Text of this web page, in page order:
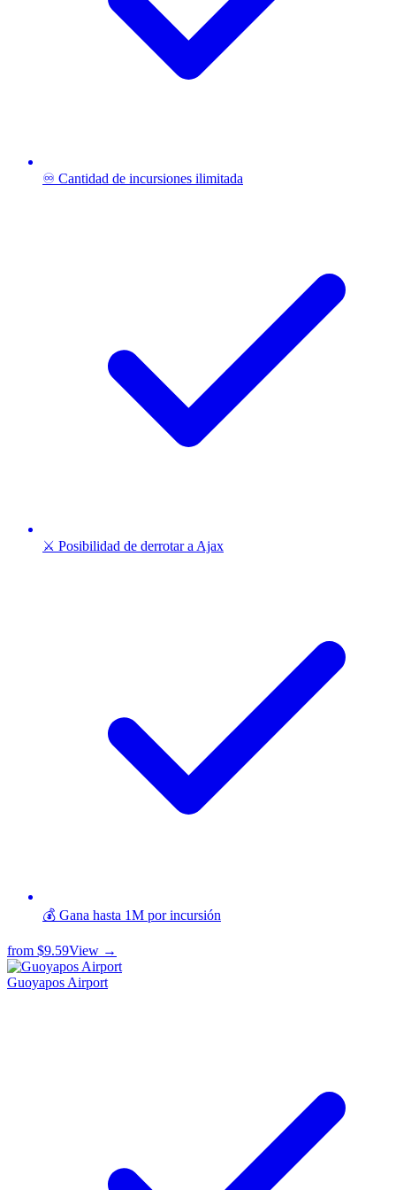
♾️ Cantidad de incursiones ilimitada
⚔️ Posibilidad de derrotar a Ajax
💰 Gana hasta 1M por incursión
from $9.59View →
Guoyapos Airport